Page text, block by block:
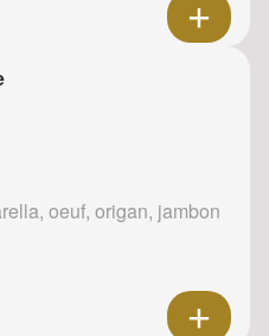
oeuf, origan, jambon